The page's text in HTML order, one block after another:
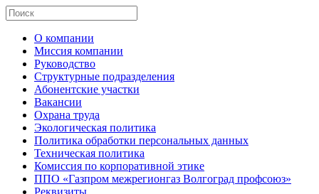
О компании
Миссия компании
Руководство
Структурные подразделения
Абонентские участки
Вакансии
Охрана труда
Экологическая политика
Политика обработки персональных данных
Техническая политика
Комиссия по корпоративной этике
ППО «Газпром межрегионгаз Волгоград профсоюз»
Реквизиты